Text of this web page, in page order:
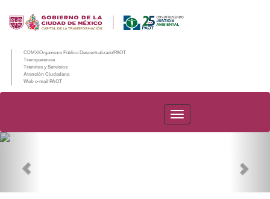
CDMX/Organismo Público Descentralizado/PAOT
Transparencia
Trámites y Servicios
Atención Ciudadana
Web e-mail PAOT
PAOT